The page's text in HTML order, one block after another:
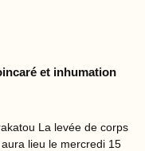
et inhumation
La levée de corps
lieu le mercredi 15